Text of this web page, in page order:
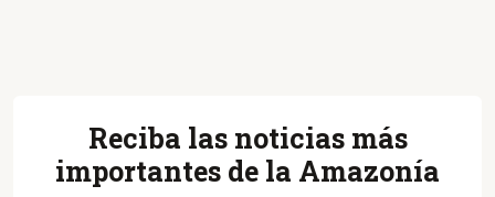
Reciba las noticias más
importantes de la Amazonía